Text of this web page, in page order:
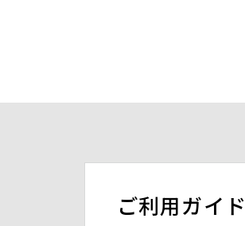
ご利用ガイド